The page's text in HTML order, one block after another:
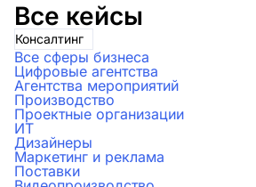
Все кейсы
Консалтинг
Все сферы бизнеса
Цифровые агентства
Агентства мероприятий
Производство
Проектные организации
ИТ
Дизайнеры
Маркетинг и реклама
Поставки